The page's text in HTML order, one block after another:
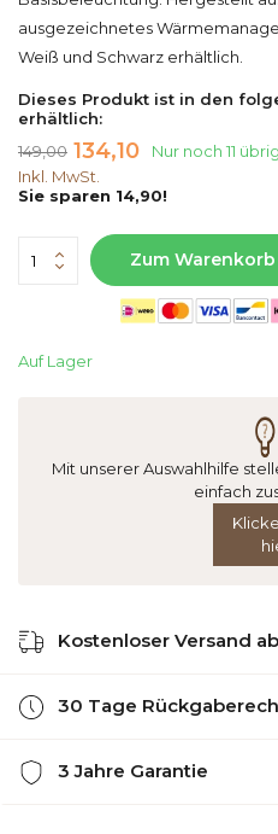
ausgezeichnetes
Weiß und Schwarz erhältlich.
Dieses Produkt ist in den
erhältlich:
149,00 134,10
Nur noch 11
Inkl. MwSt.
Sie sparen 14,90!
Zum
Auf Lager
Mit unserer Auswahlhilfe
einfach
Kostenloser Versand
30 Tage
3 Jahre Garantie